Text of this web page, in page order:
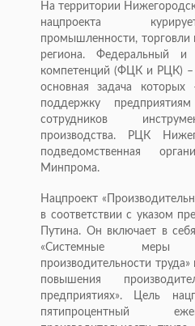
На территории
нацпроекта
промышленности, торговли
региона. Федеральный и
компетенций (ФЦК и РЦК) –
основная задача которых
поддержку
сотрудников
производства. РЦК
подведомственная
Минпрома.
Нацпроект
в соответствии с указом
Путина. Он включает в
«Системные
производительности
повышения
предприятиях». Цель
пятипроцентный